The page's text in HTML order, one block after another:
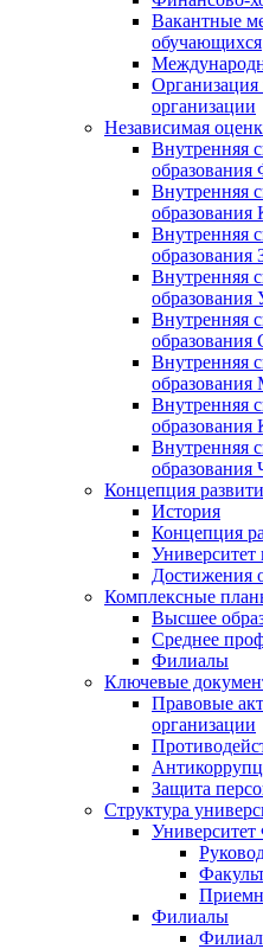
Вакантные
обучающихся
Организация
организации
Независимая
Внутренняя
Внутренняя
Внутренняя
Внутренняя
Внутренняя
Внутренняя
Внутренняя
Внутренняя
Концепция
История
Концепция
Университет
Достижения
Комплексные
Высшее
Среднее
Филиалы
Ключевые
Правовые
организации
Защита
Структура
Филиалы